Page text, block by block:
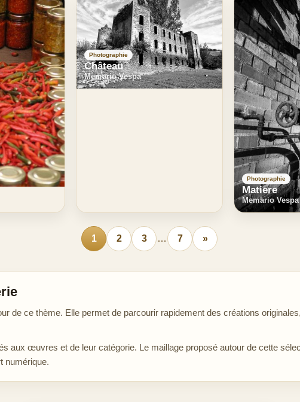
Photographie
Château
Memario Vespa
Photographie
Matiere
Memario Vespa
1 2 3 … 7 »
de ce thème. Elle permet de parcourir rapidement des créations
aux œuvres et de leur catégorie. Le maillage proposé autour de cette
numérique.